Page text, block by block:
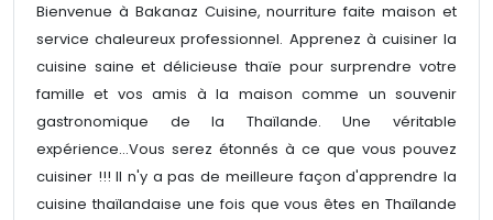
Bienvenue à Bakanaz Cuisine, nourriture faite maison et
service chaleureux professionnel. Apprenez à cuisiner la
cuisine saine et délicieuse thaïe pour surprendre votre
famille et vos amis à la maison comme un souvenir
gastronomique de la Thaïlande. Une véritable
expérience…Vous serez étonnés à ce que vous pouvez
cuisiner !!! Il n'y a pas de meilleure façon d'apprendre la
cuisine thaïlandaise une fois que vous êtes en Thaïlande